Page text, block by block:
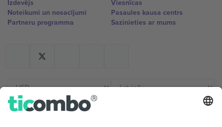
Izdevējs
Noteikumi un nosacījumi
Partneru programma
Viesnīcas
Pasaules kausa centrs
Sazinieties ar mums